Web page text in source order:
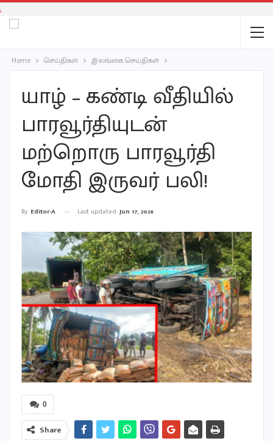
;
Home செய்திகள் இலங்கை செய்திகள்
யாழ் – கண்டி வீதியில்
பாரவூர்தியுடன்
மற்றொரு பாரவூர்தி
மோதி இருவர் பலி!
By Editor-A Last updated Jun 17, 2026
0
Share